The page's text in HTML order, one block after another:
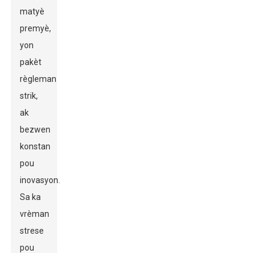
matyè
premyè,
yon
pakèt
règleman
strik,
ak
bezwen
konstan
pou
inovasyon.
Sa ka
vrèman
strese
pou